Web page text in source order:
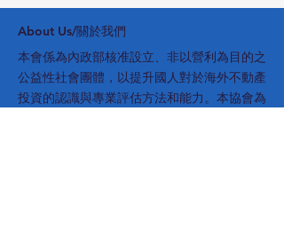
​About Us/關於我們
本會係為內政部核准設立、非以營利為目的之
公益性社會團體，以提升國人對於海外不動產
投資的認識與專業評估方法和能力。本協會為